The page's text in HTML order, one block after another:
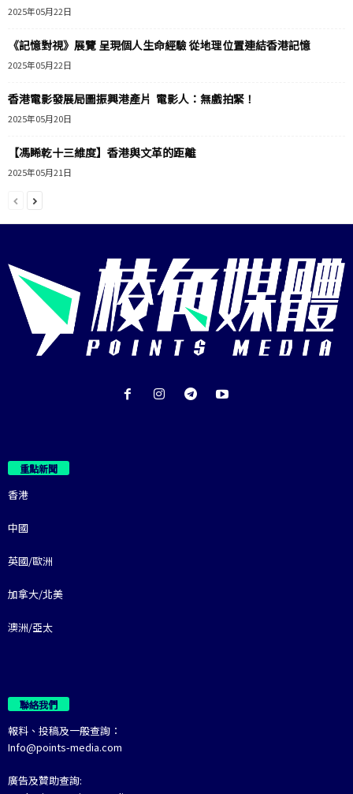
2025年05月22日
《記憶對視》展覽 呈現個人生命經驗 從地理位置連結香港記憶
2025年05月22日
香港電影發展局圖振興港產片 電影人：無戲拍緊！
2025年05月20日
【馮睎乾十三維度】香港與文革的距離
2025年05月21日
重點新聞
香港
中國
英國/歐洲
加拿大/北美
澳洲/亞太
聯絡我們
報料、投稿及一般查詢：
Info@points-media.com
廣告及贊助查詢: